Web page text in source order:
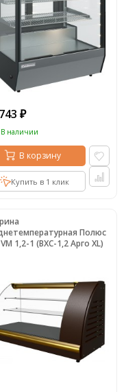
₽
В наличии
В корзину
Купить в 1 клик
Полюс
1,2-1 (ВХС-1,2 Арго XL)